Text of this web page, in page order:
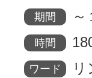
期間
時間
ワード